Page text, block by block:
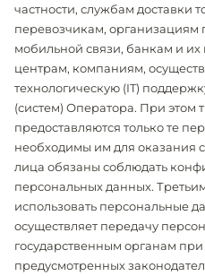
частности, службам доставки
перевозчикам, организациям
мобильной связи, банкам и
центрам, компаниям,
технологическую (IT)
(систем) Оператора. При этом
предоставляются только те
необходимы им для оказания
лица обязаны соблюдать
персональных данных.
использовать персональные
осуществляет передачу
государственным органам
предусмотренных